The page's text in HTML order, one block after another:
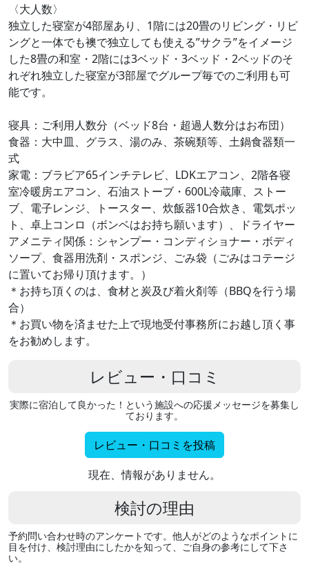
〈大人数〉
独立した寝室が4部屋あり、1階には20畳のリビング・リビ
ングと一体でも襖で独立しても使える”サクラ”をイメージ
した8畳の和室・2階には3ベッド・3ベッド・2ベッドのそ
れぞれ独立した寝室が3部屋でグループ毎でのご利用も可
能です。
寝具：ご利用人数分（ベッド8台・超過人数分はお布団）
食器：大中皿、グラス、湯のみ、茶碗類等、土鍋食器類一
式
家電：ブラビア65インチテレビ、LDKエアコン、2階各寝
室冷暖房エアコン、石油ストーブ・600L冷蔵庫、ストー
ブ、電子レンジ、トースター、炊飯器10合炊き、電気ポッ
ト、卓上コンロ（ボンベはお持ち願います）、ドライヤー
アメニティ関係：シャンプー・コンディショナー・ボディ
ソープ、食器用洗剤・スポンジ、ごみ袋（ごみはコテージ
に置いてお帰り頂けます。）
＊お持ち頂くのは、食材と炭及び着火剤等（BBQを行う場
合）
＊お買い物を済ませた上で現地受付事務所にお越し頂く事
をお勧めします。
レビュー・口コミ
実際に宿泊して良かった！という施設への応援メッセージを募集し
ております。
レビュー・口コミを投稿
現在、情報がありません。
検討の理由
予約問い合わせ時のアンケートです。他人がどのようなポイントに
目を付け、検討理由にしたかを知って、ご自身の参考にして下さ
い。